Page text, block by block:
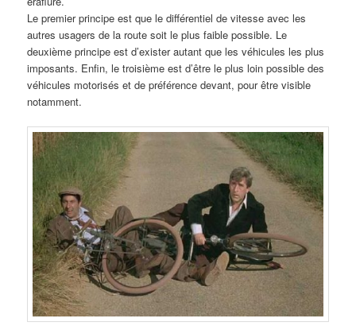
Le premier principe est que le différentiel de vitesse avec les
autres usagers de la route soit le plus faible possible. Le
deuxième principe est d’exister autant que les véhicules les plus
imposants. Enfin, le troisième est d’être le plus loin possible des
véhicules motorisés et de préférence devant, pour être visible
notamment.